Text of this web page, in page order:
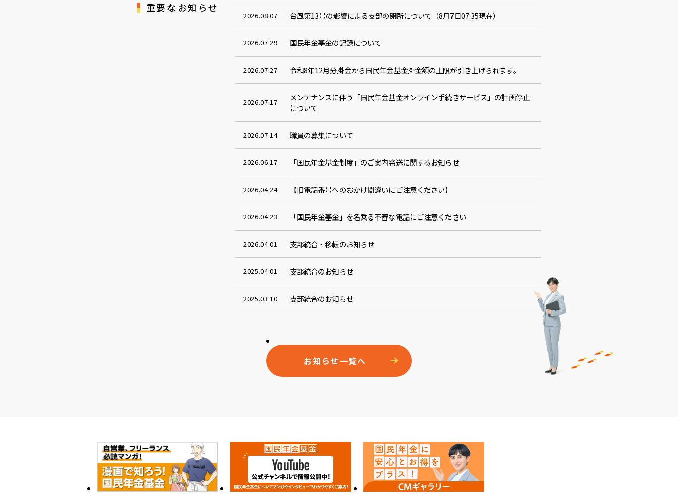
重要なお知らせ
2026.08.07 台風第13号の影響による支部の閉所について（8月7日07:35現在）
2026.07.29 国民年金基金の記録について
2026.07.27 令和8年12月分掛金から国民年金基金掛金額の上限が引き上げられます。
2026.07.17
メンテナンスに伴う「国民年金基金オンライン手続きサービス」の計画停止
について
2026.07.14 職員の募集について
2026.06.17 「国民年金基金制度」のご案内発送に関するお知らせ
2026.04.24 【旧電話番号へのおかけ間違いにご注意ください】
2026.04.23 「国民年金基金」を名乗る不審な電話にご注意ください
2026.04.01 支部統合・移転のお知らせ
2025.04.01 支部統合のお知らせ
2025.03.10 支部統合のお知らせ
お知らせ一覧へ